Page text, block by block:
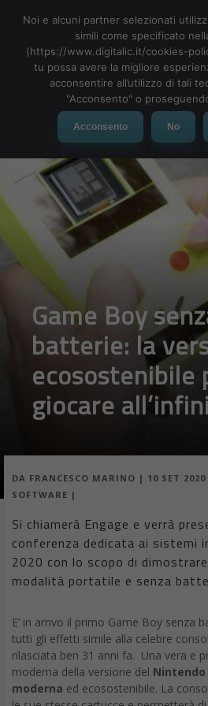
MENU
Game Boy
batterie: la
ecosostenibile
giocare
DA FRANCESCO MARINO | 10 SET 2020
SOFTWARE |
Si chiamerà Engage e verrà
conferenza dedicata ai sistemi
2020 con lo scopo di
modalità portatile e senza
E’ in arrivo il primo Game Boy senza
tutti gli effetti simile alla celebre
rilasciata ben 31 anni fa. Una vera e
moderna della versione del Nintendo
moderna ed ecosostenibile. La
Noi e alcuni partner selezionati
simili come specificato
(https://www.digitalic.it/cookies-
tu possa avere la migliore
acconsentire all’utilizzo di tali
"Acconsento" o
Acconsento No